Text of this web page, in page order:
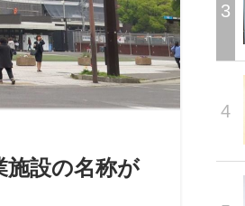
施設の名称が
3
4